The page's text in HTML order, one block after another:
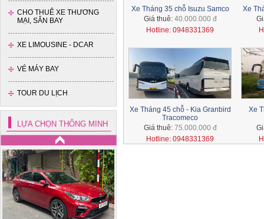
CHO THUÊ XE THƯƠNG
MẠI, SÂN BAY
XE LIMOUSINE - DCAR
VÉ MÁY BAY
TOUR DU LỊCH
LỰA CHỌN THÔNG MINH
Xe Tháng 35 chỗ Isuzu Samco
Giá thuê: 40.000.000 đ
Hotline: 0948331369
Xe
Xe Tháng 45 chỗ - Kia Granbird
Tracomeco
Giá thuê: 75.000.000 đ
Hotline: 0948331369
Xe